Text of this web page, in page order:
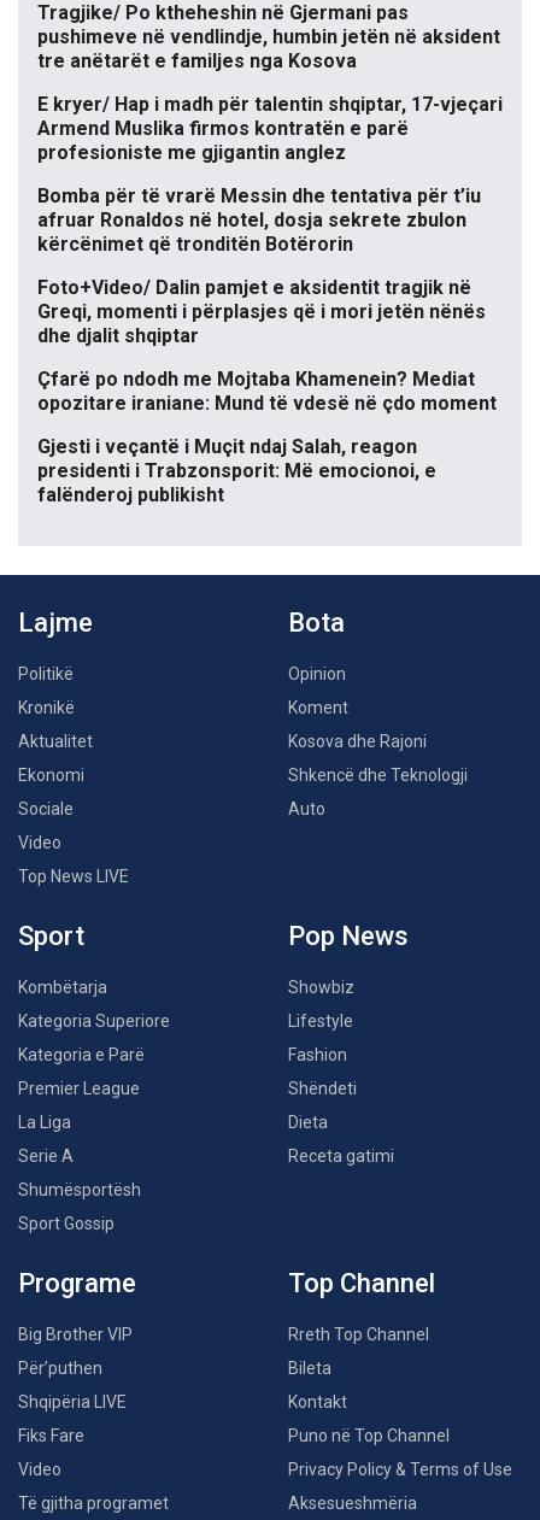
Tragjike/ Po ktheheshin në Gjermani pas
pushimeve në vendlindje, humbin jetën në aksident
tre anëtarët e familjes nga Kosova
E kryer/ Hap i madh për talentin shqiptar, 17-vjeçari
Armend Muslika firmos kontratën e parë
profesioniste me gjigantin anglez
Bomba për të vrarë Messin dhe tentativa për t’iu
afruar Ronaldos në hotel, dosja sekrete zbulon
kërcënimet që tronditën Botërorin
Foto+Video/ Dalin pamjet e aksidentit tragjik në
Greqi, momenti i përplasjes që i mori jetën nënës
dhe djalit shqiptar
Çfarë po ndodh me Mojtaba Khamenein? Mediat
opozitare iraniane: Mund të vdesë në çdo moment
Gjesti i veçantë i Muçit ndaj Salah, reagon
presidenti i Trabzonsporit: Më emocionoi, e
falënderoj publikisht
Lajme
Politikë
Kronikë
Aktualitet
Ekonomi
Sociale
Video
Top News LIVE
Bota
Opinion
Koment
Kosova dhe Rajoni
Shkencë dhe Teknologji
Auto
Sport
Kombëtarja
Kategoria Superiore
Kategoria e Parë
Premier League
La Liga
Serie A
Shumësportësh
Sport Gossip
Pop News
Showbiz
Lifestyle
Fashion
Shëndeti
Dieta
Receta gatimi
Programe
Big Brother VIP
Për’puthen
Shqipëria LIVE
Fiks Fare
Video
Të gjitha programet
Top Channel
Rreth Top Channel
Bileta
Kontakt
Puno në Top Channel
Privacy Policy & Terms of Use
Aksesueshmëria